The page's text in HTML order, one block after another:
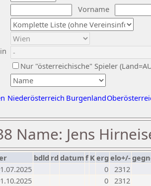
Vorname
Nur "österreichische" Spieler
Niederösterreich Burgenland
Name: Jens
bdld rd datumf Kerg elo+/-
0 2312
0 2312